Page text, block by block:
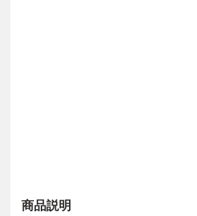
商品説明